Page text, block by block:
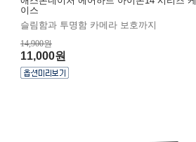
이스
슬림함과 투명함 카메라 보호까지
14,900원
11,000원